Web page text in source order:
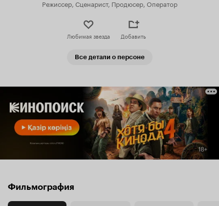
Режиссер, Сценарист, Продюсер, Оператор
Любимая звезда Добавить
Все детали о персоне
Фильмография